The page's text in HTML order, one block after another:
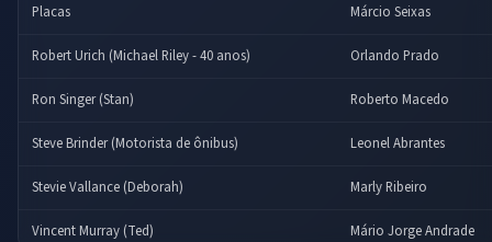
Placas Márcio Seixas
Robert Urich (Michael Riley - 40 anos) Orlando Prado
Ron Singer (Stan) Roberto Macedo
Steve Brinder (Motorista de ônibus) Leonel Abrantes
Stevie Vallance (Deborah) Marly Ribeiro
Vincent Murray (Ted) Mário Jorge Andrade